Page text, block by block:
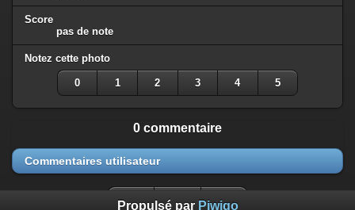
Score
pas de note
Notez cette photo
0 1 2 3 4 5
0 commentaire
Commentaires utilisateur
Propulsé par Piwigo